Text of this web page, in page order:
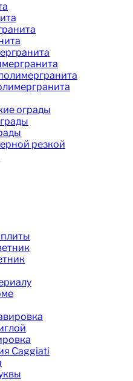
ограды
резкой
Caggiati